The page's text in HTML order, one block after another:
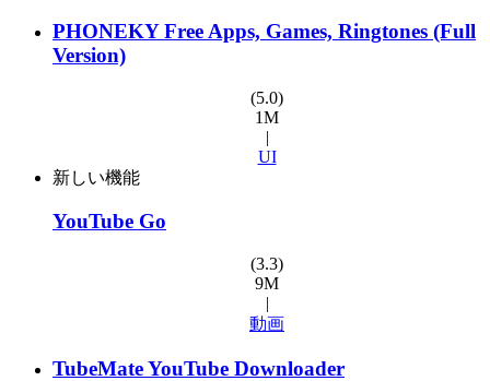
PHONEKY Free Apps, Games, Ringtones (Full
Version)
(5.0)
1M
|
UI
新しい機能
YouTube Go
(3.3)
9M
|
動画
TubeMate YouTube Downloader